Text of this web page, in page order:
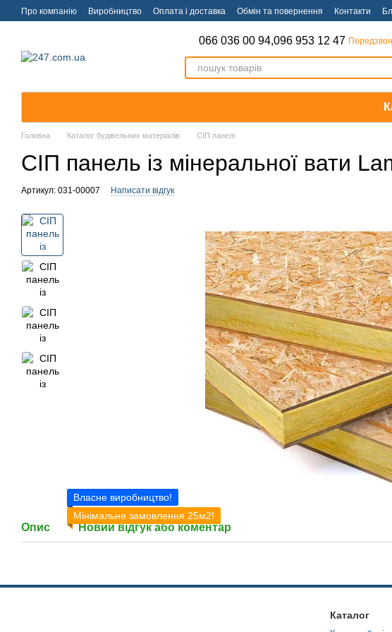
Перейти к основному контенту
Про компанію Виробництво Оплата і доставка Обмін та повернення Контакти
066 036 00 94,096 953 12 47
Головна Каталог будівельних матеріалів СІП панелі
СІП панель із мінеральної вати
Артикул: 031-00007 Написати відгук
Власне виробництво!
Мінімальне замовлення 25м2!
Опис Новий відгук або коментар
Каталог